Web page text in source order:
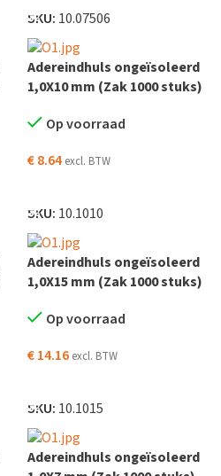
SKU: 10.07506
Adereindhuls ongeïsoleerd
1,0X10 mm (Zak 1000 stuks)
Op voorraad
€8.64 excl. BTW
SKU: 10.1010
Adereindhuls ongeïsoleerd
1,0X15 mm (Zak 1000 stuks)
Op voorraad
€14.16 excl. BTW
SKU: 10.1015
Adereindhuls ongeïsoleerd